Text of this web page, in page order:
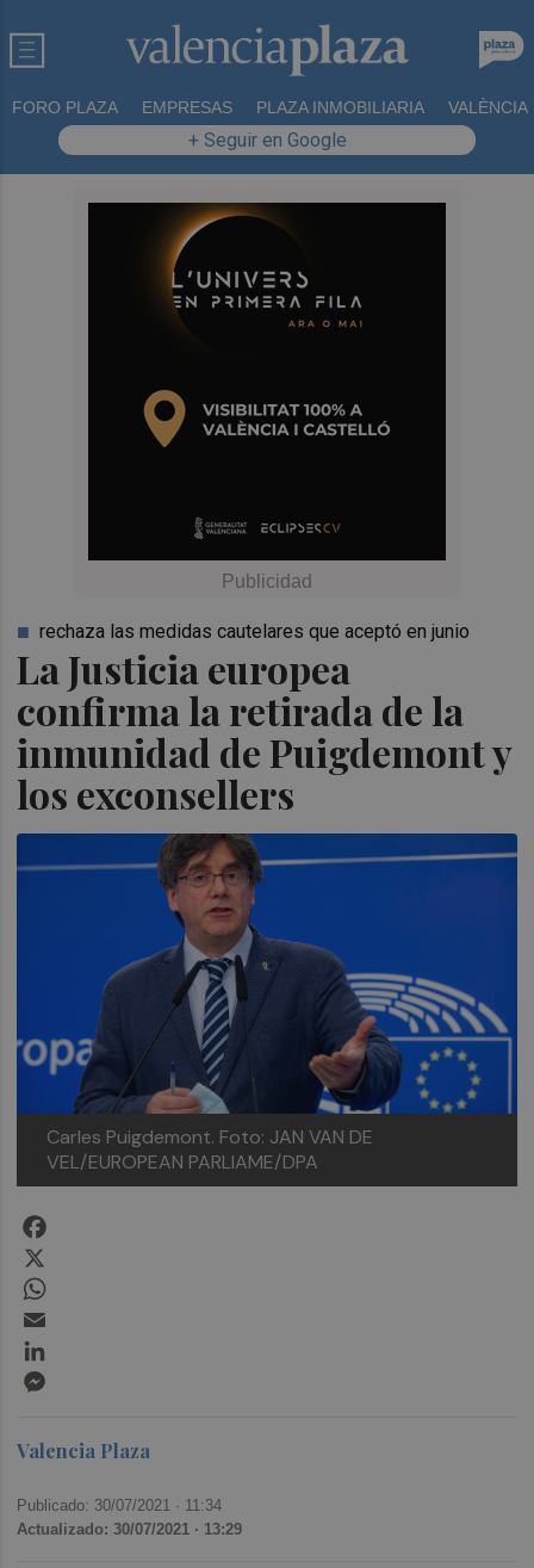
FORO PLAZA EMPRESAS PLAZA INMOBILIARIA VALÈNCIA
+ Seguir en Google
La Justicia europea
confirma la retirada de la
inmunidad de Puigdemont y
los exconsellers
rechaza las medidas cautelares que aceptó en junio
Carles Puigdemont. Foto: JAN VAN DE
VEL/EUROPEAN PARLIAME/DPA
Valencia Plaza
Publicado: 30/07/2021 · 11:34
Actualizado: 30/07/2021 · 13:29